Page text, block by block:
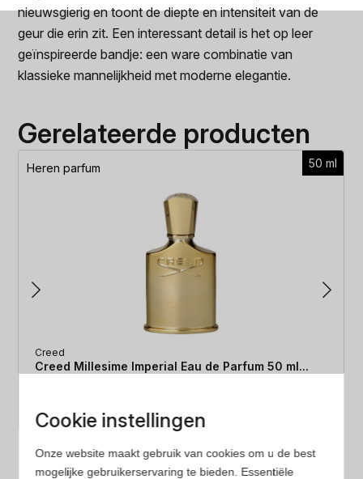
nieuwsgierig en toont de diepte en intensiteit van de
geur die erin zit. Een interessant detail is het op leer
geïnspireerde bandje: een ware combinatie van
klassieke mannelijkheid met moderne elegantie.
Gerelateerde producten
50 ml
Heren parfum
Creed
Creed Millesime Imperial Eau de Parfum 50 ml...
prijs
€172.49.
prijs
€167.49.
2.9% korting
Cookie instellingen
Onze website maakt gebruik van cookies om u de best
mogelijke gebruikerservaring te bieden. Essentiële